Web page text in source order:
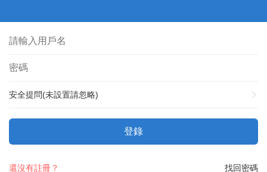
安全提問(未設置請忽略)
登錄
找回密碼
還沒有註冊？